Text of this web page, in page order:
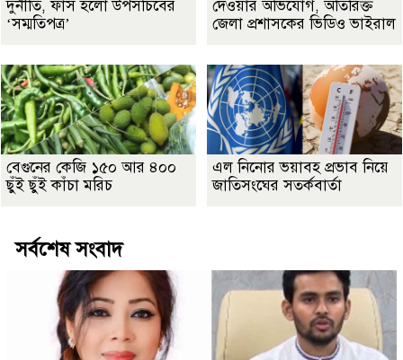
দুর্নীতি, ফাঁস হলো উপসচিবের
‘সম্মতিপত্র’
দেওয়ার অভিযোগ, অতিরিক্ত
জেলা প্রশাসকের ভিডিও ভাইরাল
বেগুনের কেজি ১৫০ আর ৪০০
ছুঁই ছুঁই কাঁচা মরিচ
এল নিনোর ভয়াবহ প্রভাব নিয়ে
জাতিসংঘের সতর্কবার্তা
সর্বশেষ সংবাদ